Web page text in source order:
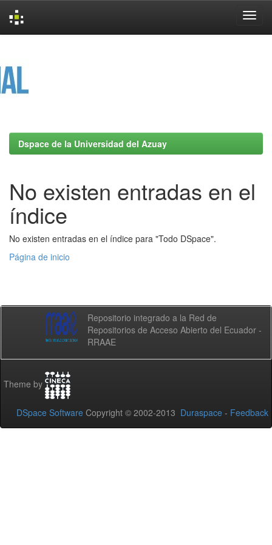
Dspace de la Universidad del Azuay
No existen entradas en el
índice
No existen entradas en el índice para "Todo DSpace".
Página de inicio
Repositorio integrado a la Red de
Repositorios de Acceso Abierto del Ecuador -
RRAAE
Theme by
DSpace Software Copyright © 2002-2013 Duraspace - Feedback